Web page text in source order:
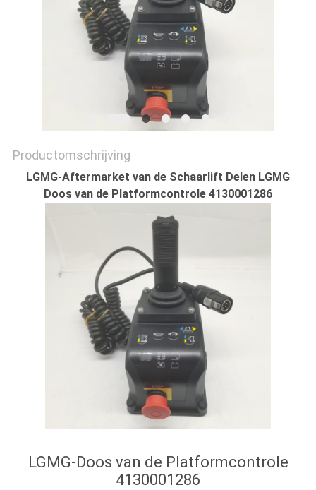
Productomschrijving
LGMG-Aftermarket van de Schaarlift Delen LGMG
Doos van de Platformcontrole 4130001286
LGMG-Doos van de Platformcontrole
4130001286